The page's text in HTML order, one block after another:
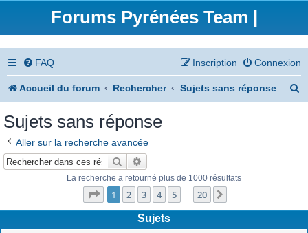
Forums Pyrénées Team |
FAQ Connexion
Inscription
Accueil du forum Rechercher Sujets sans réponse
Sujets sans réponse
Aller sur la recherche avancée
Rechercher
La recherche a retourné plus de 1000 résultats
Page 1sur20
1 2 3 4 5 … 20
Sujets